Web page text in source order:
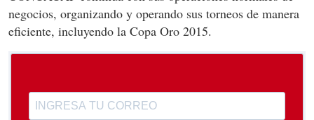
negocios, organizando y operando sus torneos de manera
eficiente, incluyendo la Copa Oro 2015.